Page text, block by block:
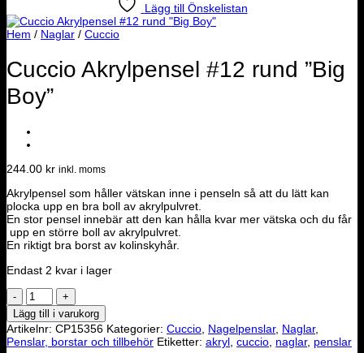
Lägg till Önskelistan
Hem / Naglar / Cuccio
Cuccio Akrylpensel #12 rund ”Big
Boy”
244.00 kr inkl. moms
Akrylpensel som håller vätskan inne i penseln så att du lätt kan
plocka upp en bra boll av akrylpulvret.
En stor pensel innebär att den kan hålla kvar mer vätska och du får
upp en större boll av akrylpulvret.
En riktigt bra borst av kolinskyhår.
Endast 2 kvar i lager
Cuccio
Akrylpensel
#12
rund
"Big
Lägg till i varukorg
Artikelnr: CP15356 Kategorier: Cuccio Nagelpenslar, Naglar,
Penslar, borstar och tillbehör Etiketter: akryl cuccio naglar, penslar